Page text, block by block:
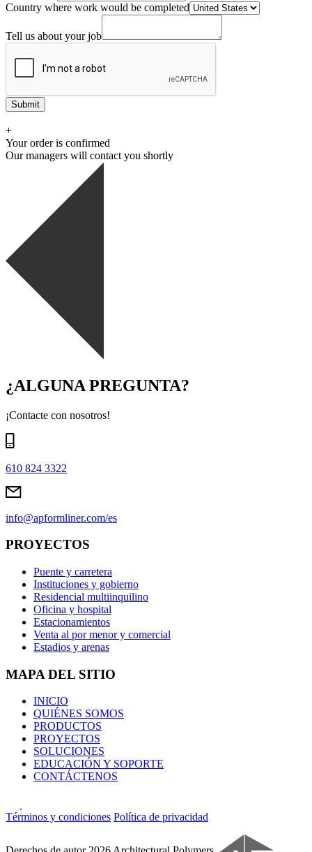
Country where work would be completed
Tell us about your job
Submit
+
Your order is confirmed
Our managers will contact you shortly
¿ALGUNA PREGUNTA?
¡Contacte con nosotros!
610 824 3322
info@apformliner.com/es
PROYECTOS
Puente y carretera
Instituciones y gobierno
Residencial multiinquilino
Oficina y hospital
Estacionamientos
Venta al por menor y comercial
Estadios y arenas
MAPA DEL SITIO
INICIO
QUIÉNES SOMOS
PRODUCTOS
PROYECTOS
SOLUCIONES
EDUCACIÓN Y SOPORTE
CONTÁCTENOS
Términos y condiciones Política de privacidad